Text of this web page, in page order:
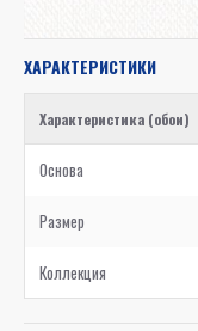
ХАРАКТЕРИСТИКИ
Характеристика (обои)
Основа
Размер
Коллекция